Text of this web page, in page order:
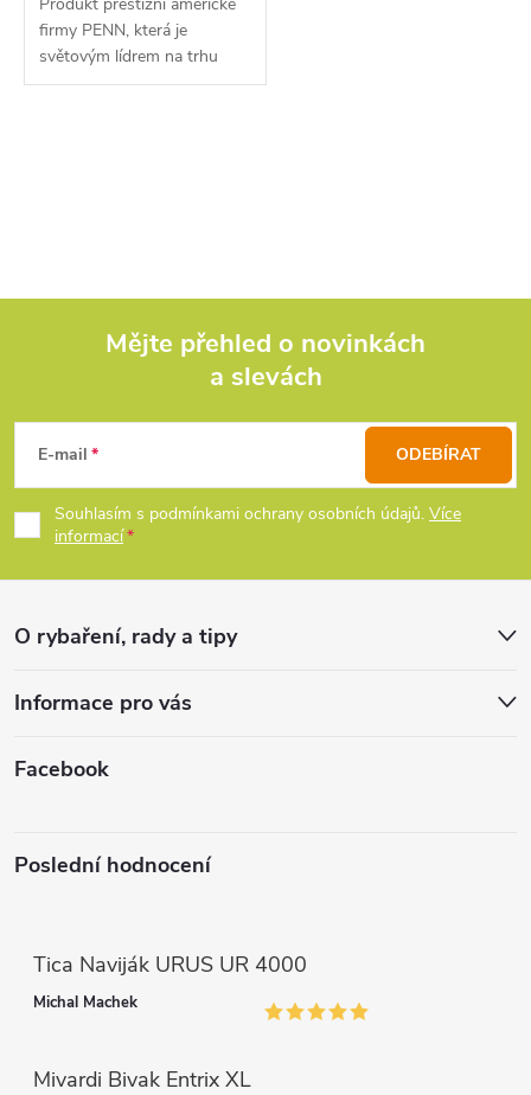
ů
firmy PENN, která je
světovým lídrem na trhu
mořského a sumcové
á
c
í
p
r
v
y
v
p
s
u
p
a
Mějte přehled o novinkách
a slevách
E-mail
Souhlasím s podmínkami ochrany osobních údajů. Více
informací
ODEBÍRAT
O rybaření, rady a tipy
Informace pro vás
Facebook
Poslední hodnocení
Tica Naviják URUS UR 4000
Michal Machek
Mivardi Bivak Entrix XL